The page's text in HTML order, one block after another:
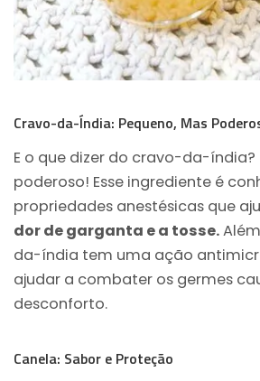
Cravo-da-Índia: Pequeno, Mas
E o que dizer do cravo-da-índia?
poderoso! Esse ingrediente é
propriedades anestésicas que
dor de garganta e a tosse.
da-índia tem uma ação
ajudar a combater os germes
desconforto.
Canela: Sabor e Proteção